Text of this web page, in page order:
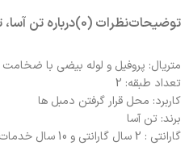
توضیحاتنظرات (0) درباره تن
متریال: پروفیل و لوله بیضی با ضخامت 2.5
تعداد طبقه: 2
کاربرد: محل قرار گرفتن دمبل ها
برند: تن آسا
گارانتی : 2 سال گارانتی و 10 سال خدمات پس از فروش